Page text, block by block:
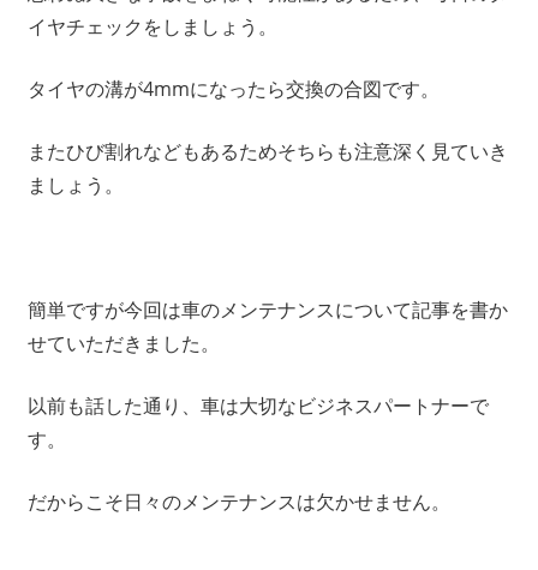
イヤチェックをしましょう。
タイヤの溝が4mmになったら交換の合図です。
またひび割れなどもあるためそちらも注意深く見ていき
ましょう。
簡単ですが今回は車のメンテナンスについて記事を書か
せていただきました。
以前も話した通り、車は大切なビジネスパートナーで
す。
だからこそ日々のメンテナンスは欠かせません。